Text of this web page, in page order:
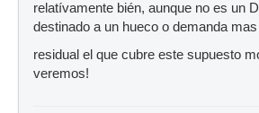
relatívamente bién, aunque no es un
destinado a un hueco o demanda
residual el que cubre este supuesto
veremos!